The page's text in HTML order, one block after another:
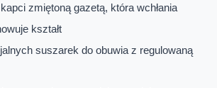
zmiętoną gazetą, która wchłania
kształt
suszarek do obuwia z regulowaną